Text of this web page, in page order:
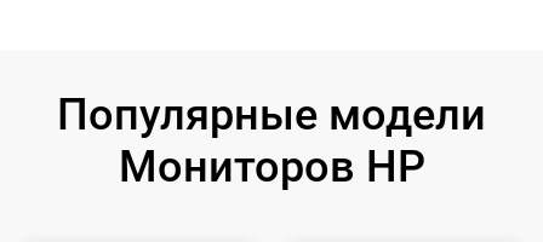
Популярные модели
Мониторов HP